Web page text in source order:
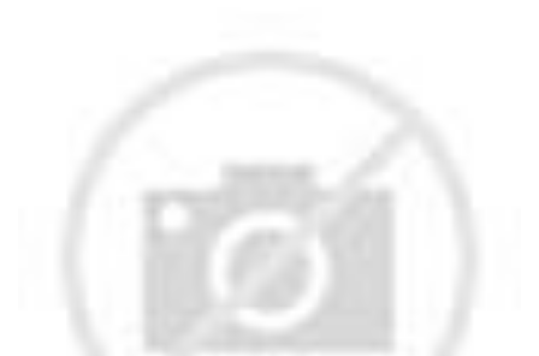
KLIK DISINI UNTUK DOWNLOAD PANDUAN
AFFILIATE MARKETING >>>
Mau Jualan Di Gojek, Ini Cara Jual